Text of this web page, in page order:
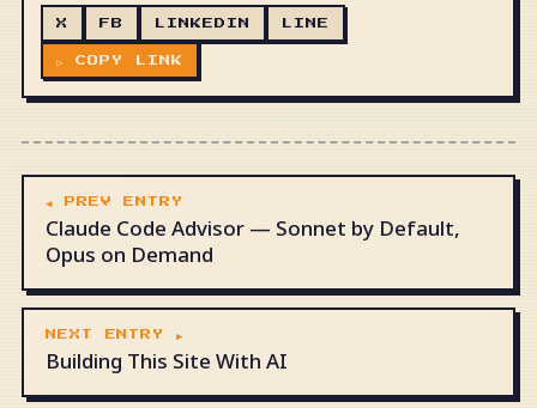
X FB LINKEDIN LINE
▷ COPY LINK
◀ PREV ENTRY
Claude Code Advisor — Sonnet by Default,
Opus on Demand
NEXT ENTRY ▶
Building This Site With AI